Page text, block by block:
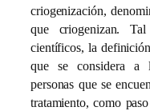
criogenización,
que criogenizan.
científicos, la
que se considera a
personas que se
tratamiento, como